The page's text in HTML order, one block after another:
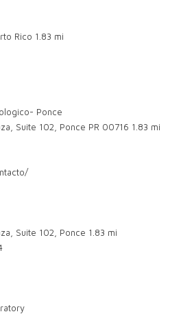
Rico 1.83 mi
Ponce
Suite 102, Ponce PR 00716 1.83 mi
Suite 102, Ponce 1.83 mi